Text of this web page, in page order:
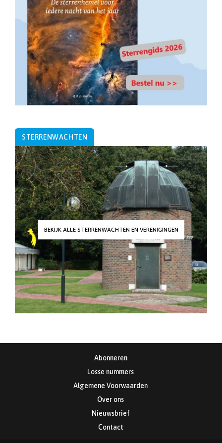
STERRENWACHTEN
BEKIJK ALLE STERRENWACHTEN EN VERENIGINGEN
Abonneren
Losse nummers
Algemene Voorwaarden
Over ons
Nieuwsbrief
Contact